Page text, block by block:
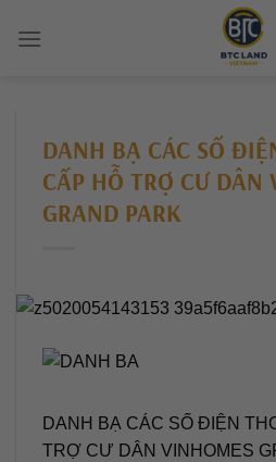
đến
DANH BẠ CÁC SỐ
CẤP HỖ TRỢ CƯ DÂN
GRAND PARK
DANH BẠ CÁC SỐ ĐIỆN
TRỢ CƯ DÂN VINHOMES